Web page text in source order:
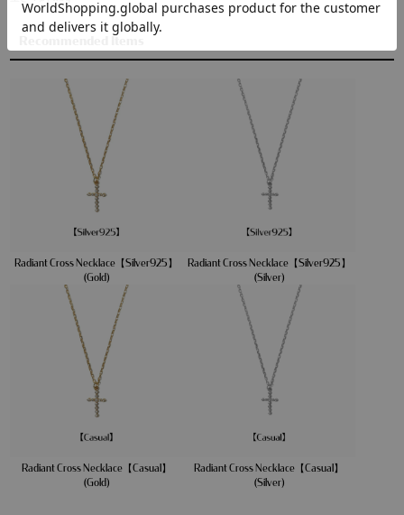
Recommended Items
Radiant Cross Necklace【Silver925】
(Gold)
Radiant Cross Necklace【Silver925】
(Silver)
Radiant Cross Necklace【Casual】
(Gold)
Radiant Cross Necklace【Casual】
(Silver)